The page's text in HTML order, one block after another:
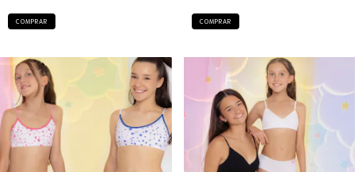
COMPRAR COMPRAR